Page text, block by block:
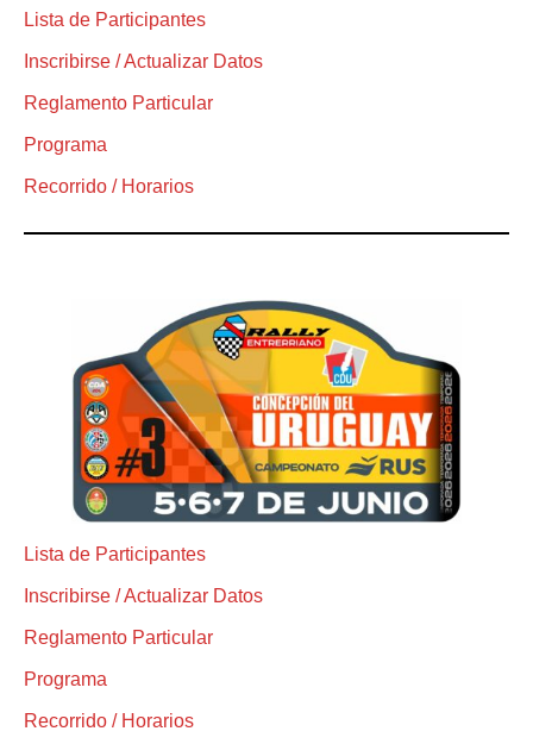
Lista de Participantes
Inscribirse / Actualizar Datos
Reglamento Particular
Programa
Recorrido / Horarios
Lista de Participantes
Inscribirse / Actualizar Datos
Reglamento Particular
Programa
Recorrido / Horarios